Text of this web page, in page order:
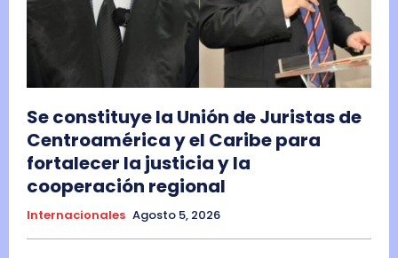
Se constituye la Unión de Juristas de
Centroamérica y el Caribe para
fortalecer la justicia y la
cooperación regional
Internacionales Agosto 5, 2026